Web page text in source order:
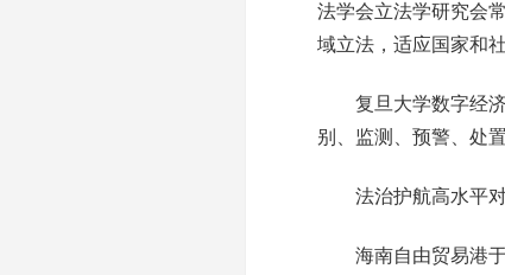
法学会立法学研究会
域立法，适应国家和
复旦大学数字经济
别、监测、预警、处
法治护航高水平对
海南自由贸易港于